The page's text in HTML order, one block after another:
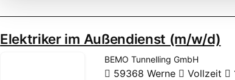
Elektriker im Außendienst (m/w/d)
BEMO Tunnelling GmbH
59368 Werne Vollzeit